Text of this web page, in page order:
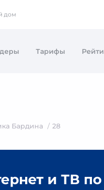
дом
Тарифы
Бардина 28
и ТВ по